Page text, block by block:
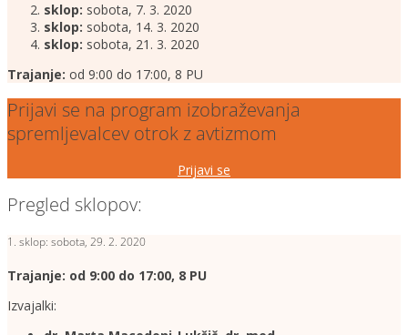
sklop: sobota, 7. 3. 2020
sklop: sobota, 14. 3. 2020
sklop: sobota, 21. 3. 2020
Trajanje: od 9:00 do 17:00, 8 PU
Prijavi se na program izobraževanja
spremljevalcev otrok z avtizmom
Prijavi se
Pregled sklopov:
1. sklop: sobota, 29. 2. 2020
Trajanje: od 9:00 do 17:00, 8 PU
Izvajalki: